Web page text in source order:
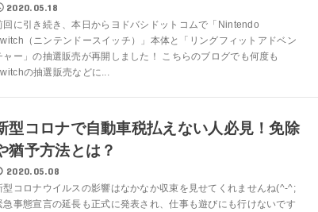
2020.05.18
回に引き続き、本日からヨドバシドットコムで「Nintendo
（ニンテンドースイッチ）」本体と「リングフィットアドベン
ャー」の抽選販売が再開しました！ こちらのブログでも何度も
の抽選販売などに...
型コロナで自動車税払えない人必見！免除
猶予方法とは？
2020.05.08
型コロナウイルスの影響はなかなか収束を見せてくれませんね(^-^;
急事態宣言の延長も正式に発表され、仕事も遊びにも行けないです